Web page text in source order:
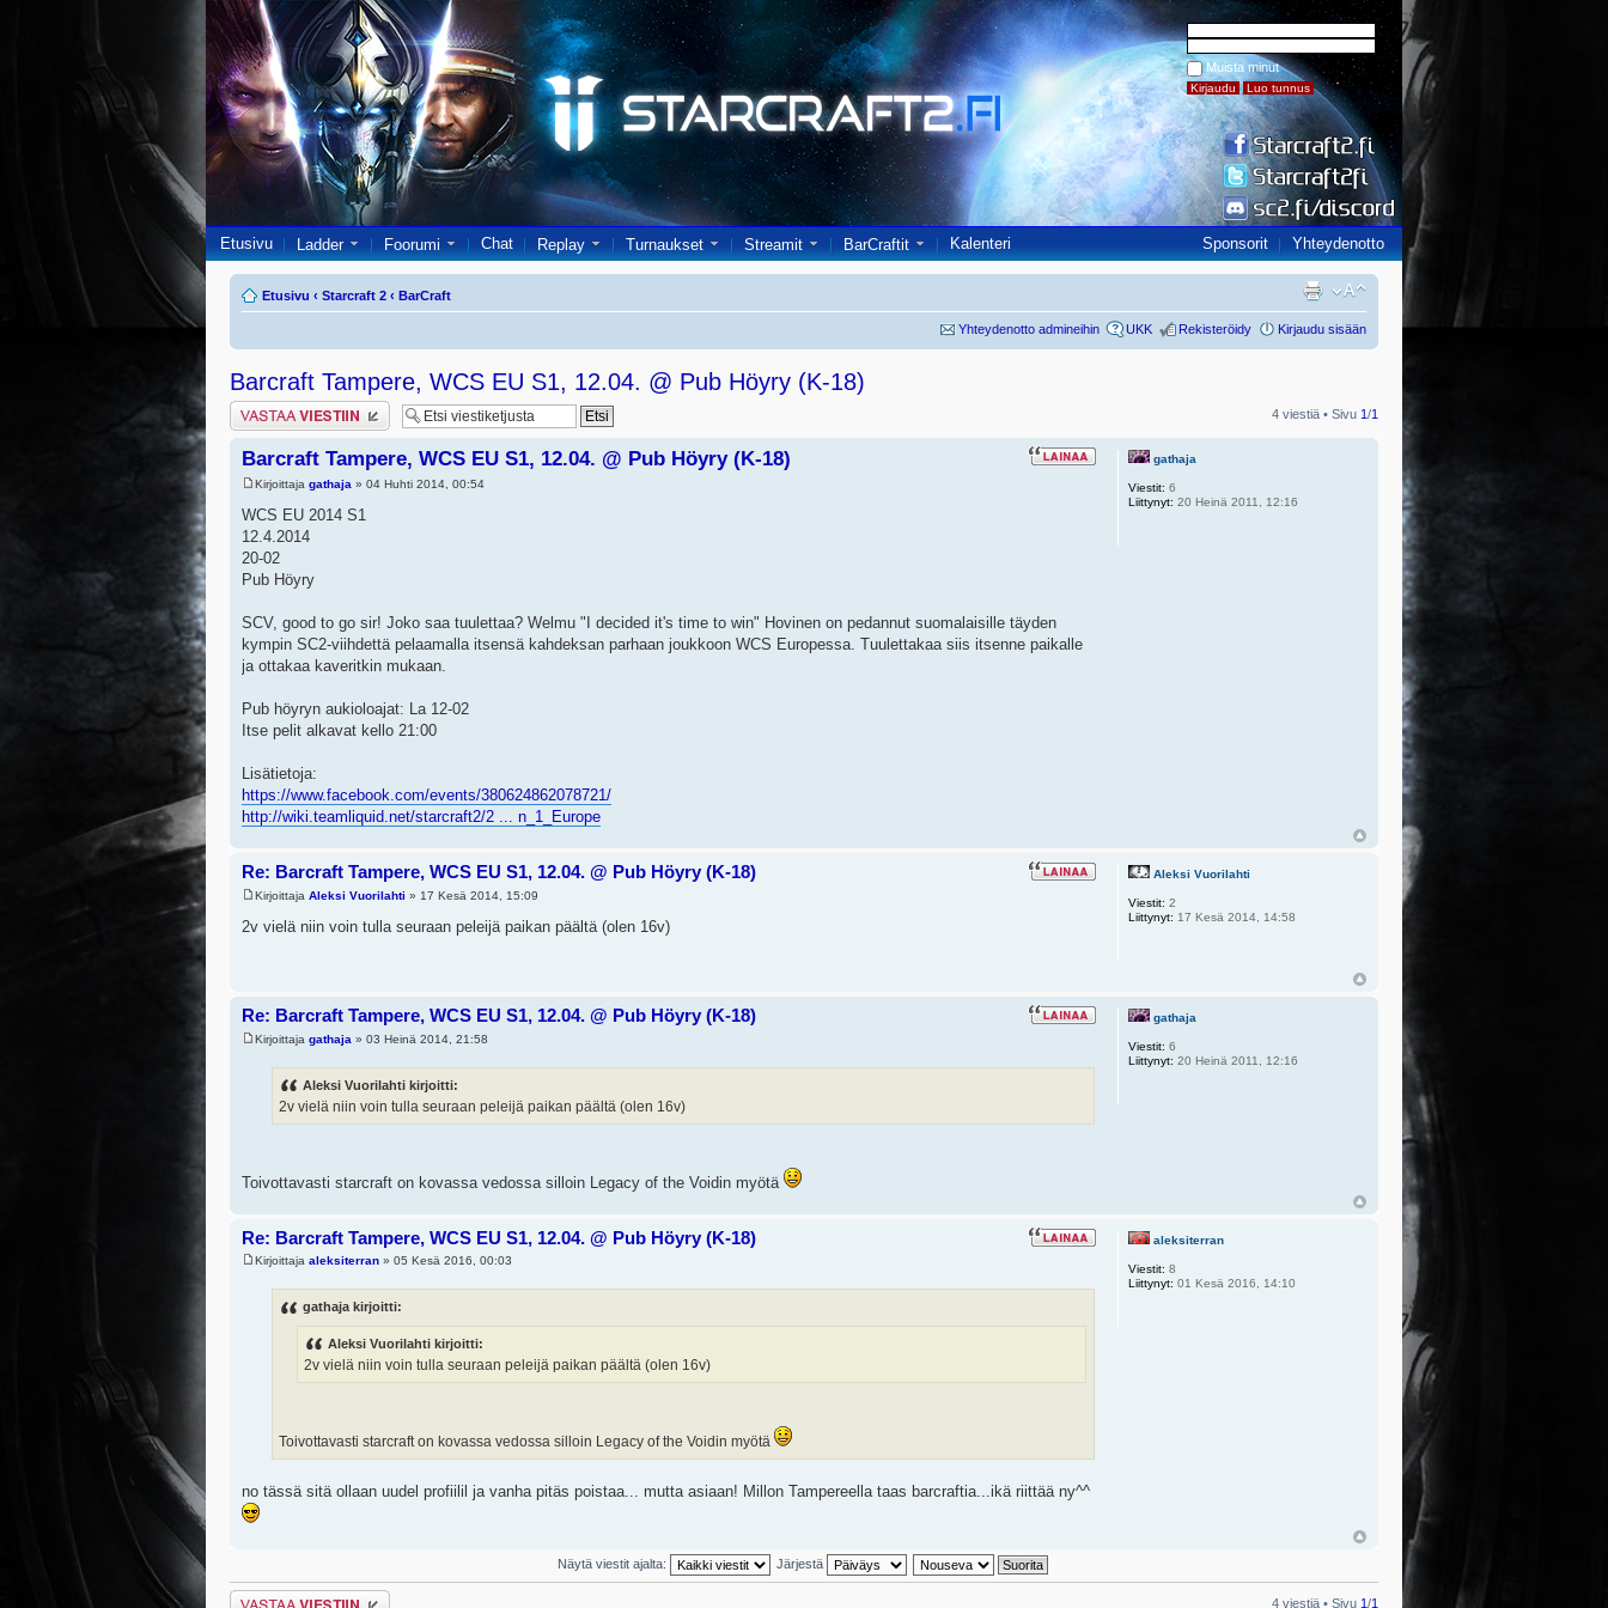
Muista minut
Etusivu Ladder Foorumi Chat Replay Turnaukset Streamit BarCraftit Kalenteri Sponsorit Yhteydenotto
Etusivu ‹ Starcraft 2 ‹ BarCraft
Yhteydenotto admineihin UKK Rekisteröidy Kirjaudu sisään
Barcraft Tampere, WCS EU S1, 12.04. @ Pub Höyry (K-18)
Lähetä vastaus 4 viestiä • Sivu 1/1
Barcraft Tampere, WCS EU S1, 12.04. @ Pub Höyry (K-18)
Kirjoittaja gathaja » 04 Huhti 2014, 00:54
WCS EU 2014 S1
12.4.2014
20-02
Pub Höyry
SCV, good to go sir! Joko saa tuulettaa? Welmu "I decided it's time to win" Hovinen on pedannut suomalaisille täyden
kympin SC2-viihdettä pelaamalla itsensä kahdeksan parhaan joukkoon WCS Europessa. Tuulettakaa siis itsenne paikalle
ja ottakaa kaveritkin mukaan.
Pub höyryn aukioloajat: La 12-02
Itse pelit alkavat kello 21:00
Lisätietoja:
https://www.facebook.com/events/380624862078721/
http://wiki.teamliquid.net/starcraft2/2 ... n_1_Europe
gathaja
Viestit: 6
Liittynyt: 20 Heinä 2011, 12:16
Re: Barcraft Tampere, WCS EU S1, 12.04. @ Pub Höyry (K-18)
Kirjoittaja Aleksi Vuorilahti » 17 Kesä 2014, 15:09
2v vielä niin voin tulla seuraan peleijä paikan päältä (olen 16v)
Aleksi Vuorilahti
Viestit: 2
Liittynyt: 17 Kesä 2014, 14:58
Re: Barcraft Tampere, WCS EU S1, 12.04. @ Pub Höyry (K-18)
Kirjoittaja gathaja » 03 Heinä 2014, 21:58
Aleksi Vuorilahti kirjoitti:
2v vielä niin voin tulla seuraan peleijä paikan päältä (olen 16v)
Toivottavasti starcraft on kovassa vedossa silloin Legacy of the Voidin myötä
gathaja
Viestit: 6
Liittynyt: 20 Heinä 2011, 12:16
Re: Barcraft Tampere, WCS EU S1, 12.04. @ Pub Höyry (K-18)
Kirjoittaja aleksiterran » 05 Kesä 2016, 00:03
gathaja kirjoitti:
Aleksi Vuorilahti kirjoitti:
2v vielä niin voin tulla seuraan peleijä paikan päältä (olen 16v)
Toivottavasti starcraft on kovassa vedossa silloin Legacy of the Voidin myötä
no tässä sitä ollaan uudel profiilil ja vanha pitäs poistaa... mutta asiaan! Millon Tampereella taas barcraftia...ikä riittää ny^^
aleksiterran
Viestit: 8
Liittynyt: 01 Kesä 2016, 14:10
Näytä viestit ajalta: Järjestä
Lähetä vastaus 4 viestiä • Sivu 1/1